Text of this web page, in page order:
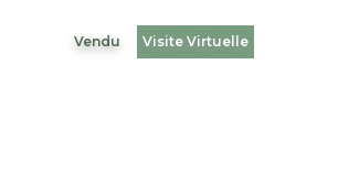
Vendu Visite Virtuelle